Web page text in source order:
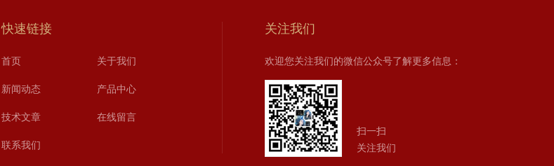
快速链接
首页 关于我们
新闻动态 产品中心
技术文章 在线留言
联系我们
关注我们
欢迎您关注我们的微信公众号了解更多信息：
扫一扫
关注我们